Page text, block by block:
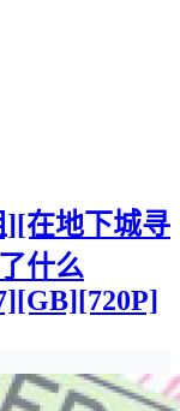
在地下城寻
什么